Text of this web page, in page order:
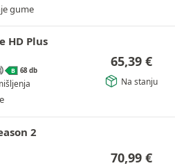
gume
HD Plus
B 68 db
65,39 €
Na stanju
2
70,99 €